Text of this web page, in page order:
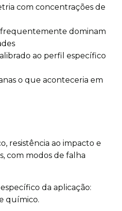
com concentrações de
frequentemente dominam
ao perfil específico
o que aconteceria em
resistência ao impacto e
com modos de falha
da aplicação:
químico.